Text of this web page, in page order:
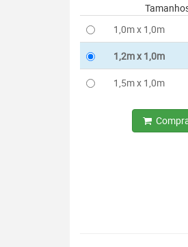
1,0m x 1,0m
1,2m x 1,0m
1,5m x 1,0m